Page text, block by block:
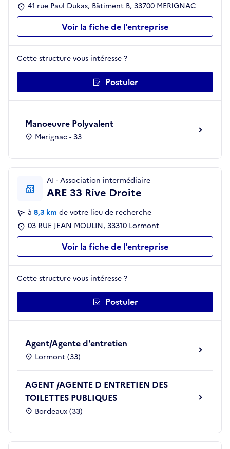
41 rue Paul Dukas, Bâtiment B, 33700 MERIGNAC
Voir la fiche de l'entreprise
Cette structure vous intéresse ?
Postuler
Manoeuvre Polyvalent
Merignac - 33
AI - Association intermédiaire
ARE 33 Rive Droite
à 8,3 km de votre lieu de recherche
03 RUE JEAN MOULIN, 33310 Lormont
Voir la fiche de l'entreprise
Cette structure vous intéresse ?
Postuler
Agent/Agente d'entretien
Lormont (33)
AGENT /AGENTE D ENTRETIEN DES
TOILETTES PUBLIQUES
Bordeaux (33)